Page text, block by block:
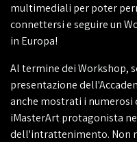
multimediali per poter
connettersi e seguire un
in Europa!
Al termine dei Workshop,
presentazione
anche mostrati i numerosi
iMasterArt protagonista
dell'intrattenimento. Non